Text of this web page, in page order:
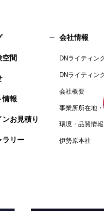
空間
情報
お見積り
ラリー
会社情報
DNライティン
DNライティン
会社概要
事業所所在地
環境・品質情報
伊勢原本社